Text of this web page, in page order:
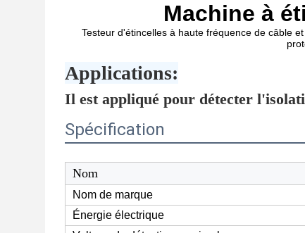
Machine à
Testeur d'étincelles à haute fréquence de câble
Applications:
Il est appliqué pour détecter
Spécification
Nom
Nom de marque
Énergie électrique